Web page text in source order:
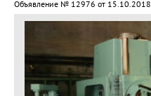
Объявление № 12976 от 15.10.2018